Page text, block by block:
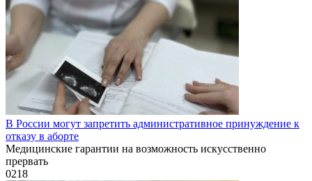
В России могут запретить административное принуждение к
отказу в аборте
Медицинские гарантии на возможность искусственно
прервать
0218